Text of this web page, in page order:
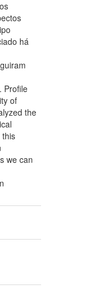
há
Profile
of
the
this
we can